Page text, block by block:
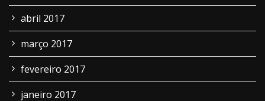
abril 2017
março 2017
fevereiro 2017
janeiro 2017